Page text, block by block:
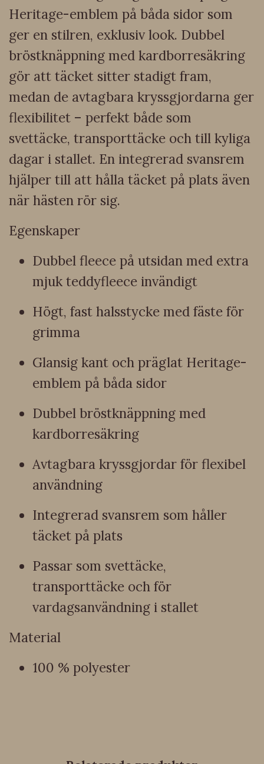
Heritage-emblem på båda sidor som
ger en stilren, exklusiv look. Dubbel
bröstknäppning med kardborresäkring
gör att täcket sitter stadigt fram,
medan de avtagbara kryssgjordarna ger
flexibilitet – perfekt både som
svettäcke, transporttäcke och till kyliga
dagar i stallet. En integrerad svansrem
hjälper till att hålla täcket på plats även
när hästen rör sig.
Egenskaper
Dubbel fleece på utsidan med extra
mjuk teddyfleece invändigt
Högt, fast halsstycke med fäste för
grimma
Glansig kant och präglat Heritage-
emblem på båda sidor
Dubbel bröstknäppning med
kardborresäkring
Avtagbara kryssgjordar för flexibel
användning
Integrerad svansrem som håller
täcket på plats
Passar som svettäcke,
transporttäcke och för
vardagsanvändning i stallet
Material
100 % polyester